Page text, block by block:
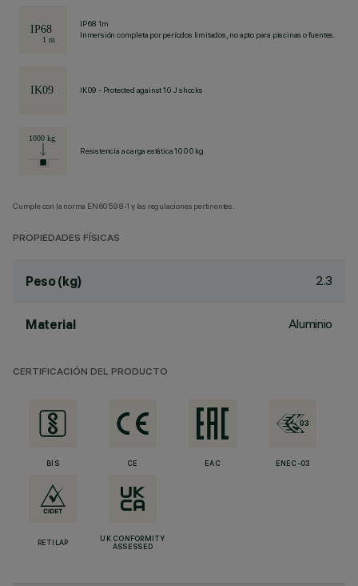
IP68 1m
Inmersión completa por períodos limitados, no apto para piscinas o fuentes.
IK09 - Protected against 10 J shocks
Resistencia a carga estática 1000 kg
Cumple con la norma EN60598-1 y las regulaciones pertinentes.
PROPIEDADES FÍSICAS
Peso (kg) 2.3
Material Aluminio
CERTIFICACIÓN DEL PRODUCTO
BIS CE EAC ENEC-03
RETILAP
UK CONFORMITY
ASSESSED